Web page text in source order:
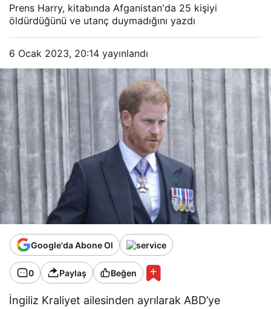
Prens Harry, kitabında Afganistan'da 25 kişiyi
öldürdüğünü ve utanç duymadığını yazdı
6 Ocak 2023, 20:14 yayınlandı
Google'da Abone Ol
0 Paylaş Beğen
İngiliz Kraliyet ailesinden ayrılarak ABD’ye